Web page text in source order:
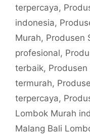
terpercaya,
indonesia,
Murah, Produsen
profesional,
terbaik, Produsen
termurah,
terpercaya,
Lombok Murah
Malang Bali